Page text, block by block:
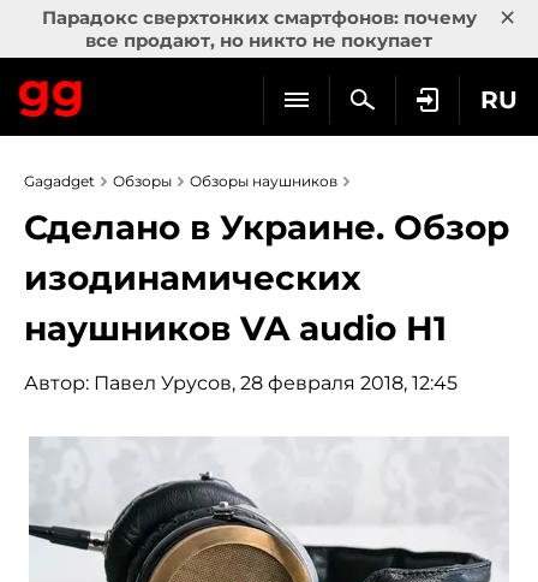
Парадокс сверхтонких смартфонов: почему
все продают, но никто не покупает
×
RU
Gagadget Обзоры Обзоры наушников
Сделано в Украине. Обзор
изодинамических
наушников VA audio H1
Автор: Павел Урусов, 28 февраля 2018, 12:45